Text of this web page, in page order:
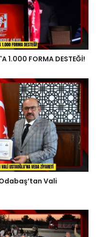
1.000 FORMA DESTEĞİ!
Vali